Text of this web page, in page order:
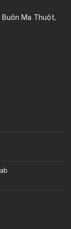
Buôn Ma Thuột,